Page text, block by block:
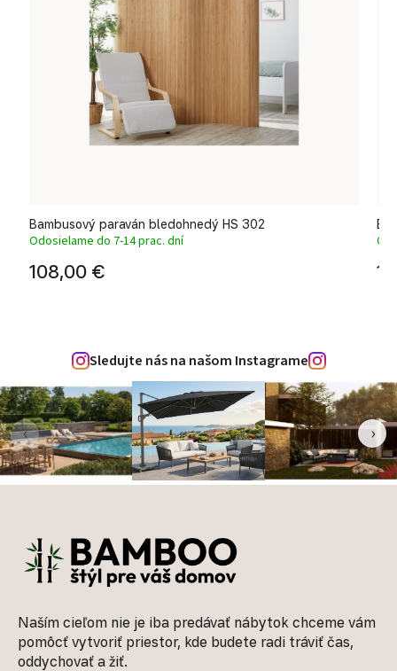
Bambusový paraván bledohnedý HS 302
Odosielame do 7-14 prac. dní
108,00 €
Sledujte nás na našom Instagrame
‹ ›
Naším cieľom nie je iba predávať nábytok chceme vám
pomôcť vytvoriť priestor, kde budete radi tráviť čas,
oddychovať a žiť.